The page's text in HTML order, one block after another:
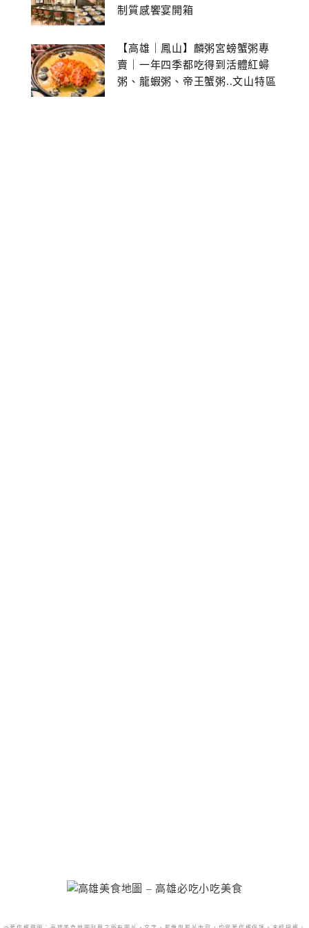
制質感饗宴開箱
【高雄｜鳳山】麟粥宮螃蟹粥專
賣｜一年四季都吃得到活體紅蟳
粥、龍蝦粥、帝王蟹粥..文山特區